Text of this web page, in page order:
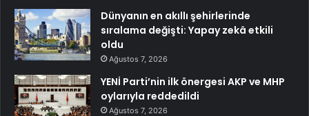
Dünyanın en akıllı şehirlerinde
sıralama değişti: Yapay zekâ etkili
oldu
Ağustos 7, 2026
YENİ Parti’nin ilk önergesi AKP ve MHP
oylarıyla reddedildi
Ağustos 7, 2026